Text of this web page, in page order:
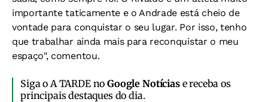
importante taticamente e o Andrade está cheio de
vontade para conquistar o seu lugar. Por isso, tenho
que trabalhar ainda mais para reconquistar o meu
espaço", comentou.
Siga o A TARDE noGoogle Notíciase receba os
principais destaques do dia.